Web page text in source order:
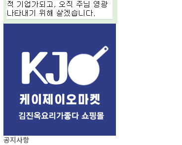
공지사항